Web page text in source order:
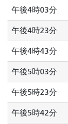
午後4時03分
午後4時23分
午後4時43分
午後5時03分
午後5時23分
午後5時42分